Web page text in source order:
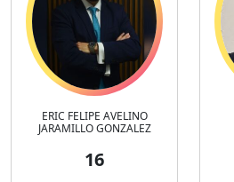
ERIC FELIPE AVELINO
JARAMILLO GONZALEZ
16